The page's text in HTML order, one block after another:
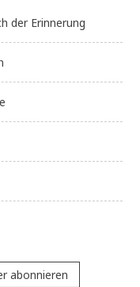
der Erinnerung
abonnieren